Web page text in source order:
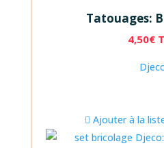
Tatouages:
4,50€
Ajouter à la